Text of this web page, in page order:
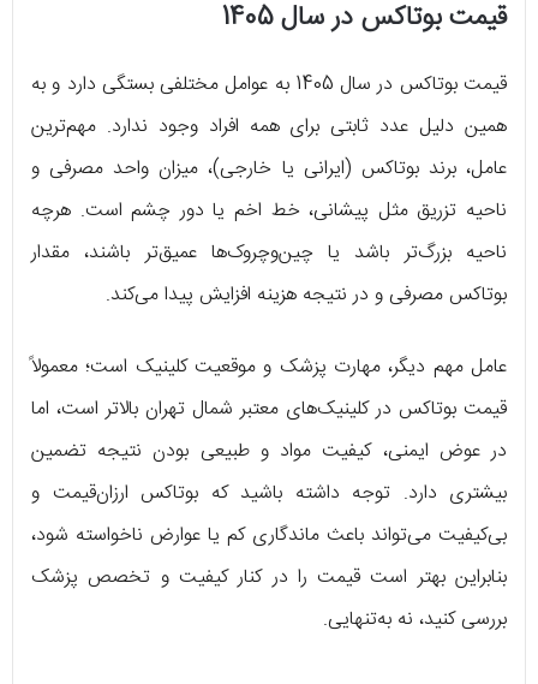
قیمت بوتاکس در سال 1405
قیمت بوتاکس در سال 1405 به عوامل مختلفی بستگی دارد و به
همین دلیل عدد ثابتی برای همه افراد وجود ندارد. مهم‌ترین
عامل، برند بوتاکس (ایرانی یا خارجی)، میزان واحد مصرفی و
ناحیه تزریق مثل پیشانی، خط اخم یا دور چشم است. هرچه
ناحیه بزرگ‌تر باشد یا چین‌وچروک‌ها عمیق‌تر باشند، مقدار
بوتاکس مصرفی و در نتیجه هزینه افزایش پیدا می‌کند.
عامل مهم دیگر، مهارت پزشک و موقعیت کلینیک است؛ معمولاً
قیمت بوتاکس در کلینیک‌های معتبر شمال تهران بالاتر است، اما
در عوض ایمنی، کیفیت مواد و طبیعی بودن نتیجه تضمین
بیشتری دارد. توجه داشته باشید که بوتاکس ارزان‌قیمت و
بی‌کیفیت می‌تواند باعث ماندگاری کم یا عوارض ناخواسته شود،
بنابراین بهتر است قیمت را در کنار کیفیت و تخصص پزشک
بررسی کنید، نه به‌تنهایی.